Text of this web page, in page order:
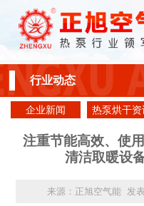
行业动态
企业新闻 热泵烘干资
注重节能高效、使
清洁取暖设
来源：正旭空气能 发